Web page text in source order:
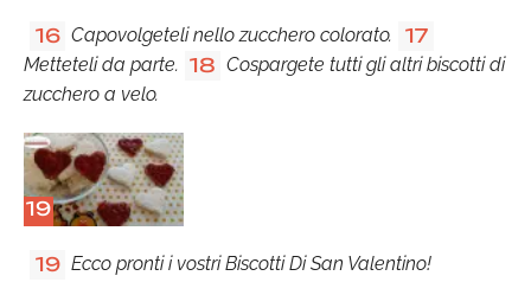
16 Capovolgeteli nello zucchero colorato. 17
Metteteli da parte. 18 Cospargete tutti gli altri biscotti di
zucchero a velo.
19
19 Ecco pronti i vostri Biscotti Di San Valentino!